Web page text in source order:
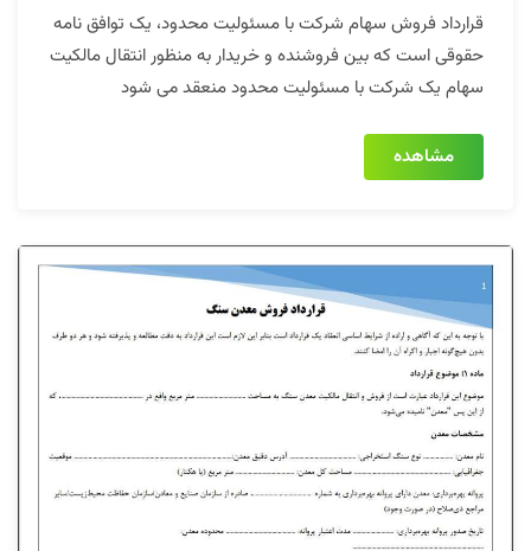
قرارداد فروش سهام شرکت با مسئولیت محدود، یک توافق نامه
حقوقی است که بین فروشنده و خریدار به منظور انتقال مالکیت
سهام یک شرکت با مسئولیت محدود منعقد می شود
مشاهده